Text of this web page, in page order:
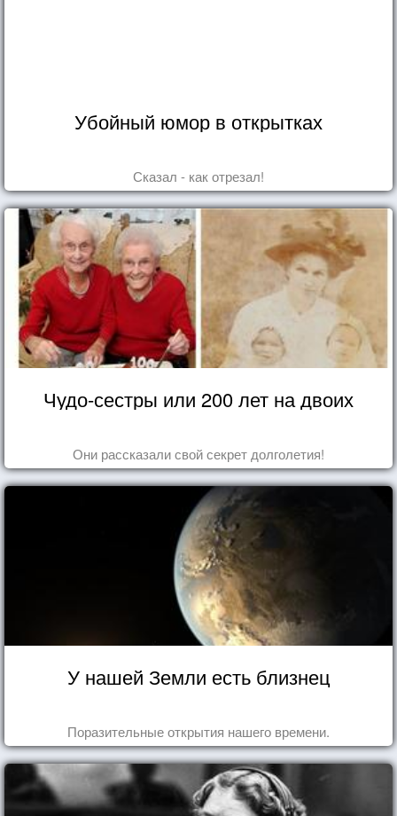
Убойный юмор в открытках
Сказал - как отрезал!
Чудо-сестры или 200 лет на двоих
Они рассказали свой секрет долголетия!
У нашей Земли есть близнец
Поразительные открытия нашего времени.